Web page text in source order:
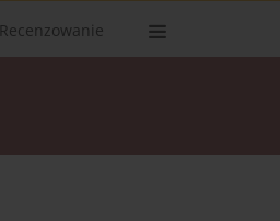
Recenzowanie